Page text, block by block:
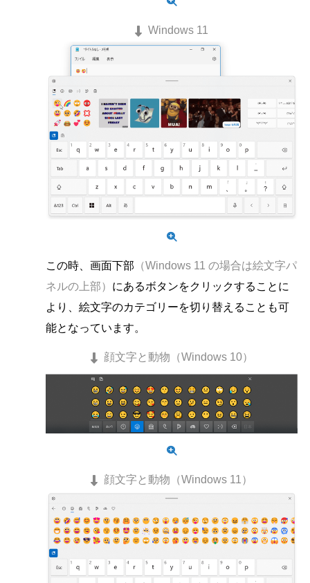
Windows 11
この時、画面下部 （Windows 11 の場合は絵文字パ
ネルの上部） にあるボタンをクリックすることに
より、絵文字のカテゴリーを切り替えることも可
能となっています。
顔文字と動物（Windows 10）
顔文字と動物（Windows 11）